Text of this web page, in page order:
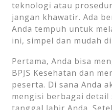
teknologi atau
jangan khawatir. Ada
Anda tempuh untuk
ini, simpel dan mudah
Pertama, Anda bisa
BPJS Kesehatan dan
peserta. Di sana Anda
mengisi berbagai detail